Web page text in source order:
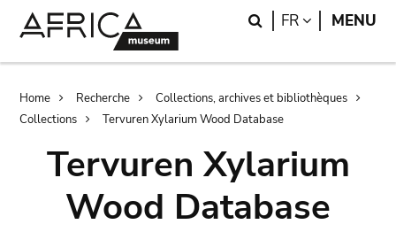
Search
FR LANGUAGE
MENU
Breadcrumb
Home Recherche
Collections, archives et bibliothèques
Collections
Tervuren Xylarium Wood Database
Tervuren Xylarium
Wood Database